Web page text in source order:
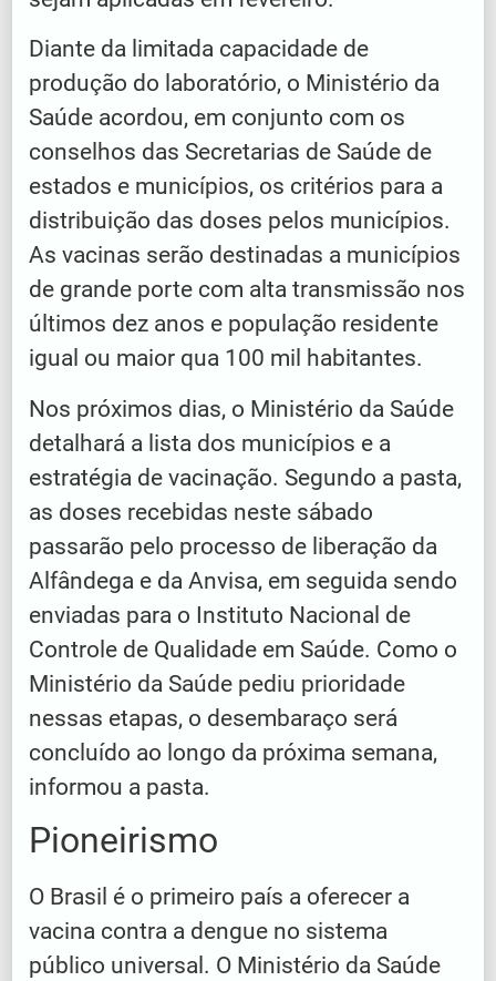
Diante da limitada capacidade de
produção do laboratório, o Ministério da
Saúde acordou, em conjunto com os
conselhos das Secretarias de Saúde de
estados e municípios, os critérios para a
distribuição das doses pelos municípios.
As vacinas serão destinadas a municípios
de grande porte com alta transmissão nos
últimos dez anos e população residente
igual ou maior qua 100 mil habitantes.
Nos próximos dias, o Ministério da Saúde
detalhará a lista dos municípios e a
estratégia de vacinação. Segundo a pasta,
as doses recebidas neste sábado
passarão pelo processo de liberação da
Alfândega e da Anvisa, em seguida sendo
enviadas para o Instituto Nacional de
Controle de Qualidade em Saúde. Como o
Ministério da Saúde pediu prioridade
nessas etapas, o desembaraço será
concluído ao longo da próxima semana,
informou a pasta.
Pioneirismo
O Brasil é o primeiro país a oferecer a
vacina contra a dengue no sistema
público universal. O Ministério da Saúde